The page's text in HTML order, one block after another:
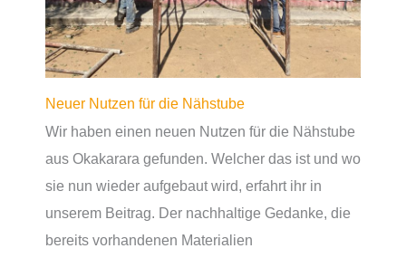
Neuer Nutzen für die Nähstube
Wir haben einen neuen Nutzen für die Nähstube
aus Okakarara gefunden. Welcher das ist und wo
sie nun wieder aufgebaut wird, erfahrt ihr in
unserem Beitrag. Der nachhaltige Gedanke, die
bereits vorhandenen Materialien